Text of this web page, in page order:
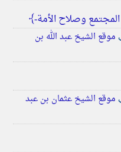
وصلاح الأمة-﴾
موقع الشيخ عبد الله بن
موقع الشيخ عثمان بن عبد